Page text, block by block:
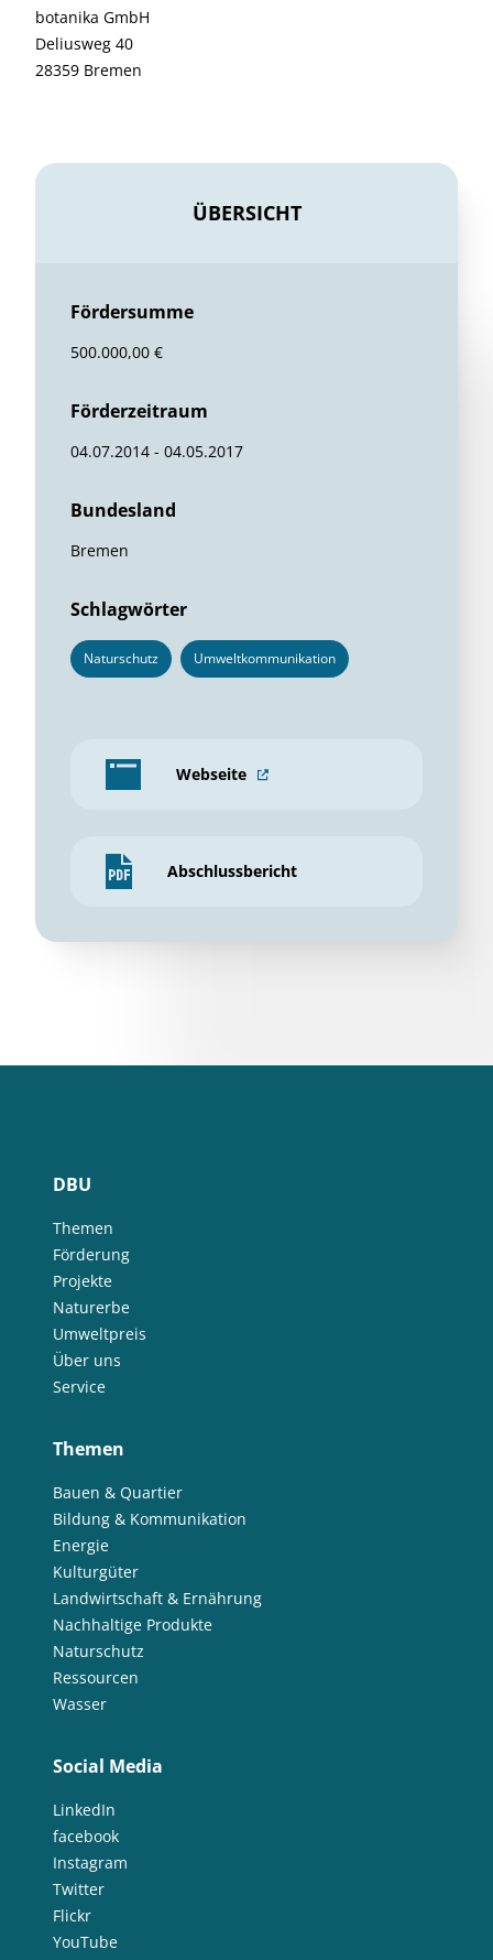
botanika GmbH
Deliusweg 40
28359 Bremen
ÜBERSICHT
Fördersumme
500.000,00 €
Förderzeitraum
04.07.2014 - 04.05.2017
Bundesland
Bremen
Schlagwörter
Naturschutz Umweltkommunikation
Webseite
Abschlussbericht
DBU
Themen
Förderung
Projekte
Naturerbe
Umweltpreis
Über uns
Service
Themen
Bauen & Quartier
Bildung & Kommunikation
Energie
Kulturgüter
Landwirtschaft & Ernährung
Nachhaltige Produkte
Naturschutz
Ressourcen
Wasser
Social Media
LinkedIn
facebook
Instagram
Twitter
Flickr
YouTube